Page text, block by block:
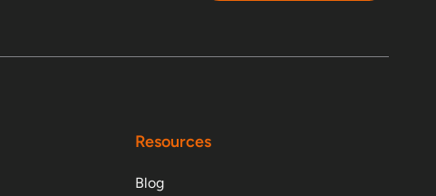
Resources
Blog